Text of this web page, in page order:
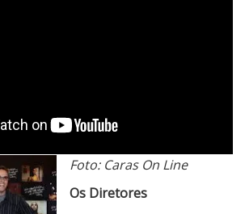
Foto: Caras On Line
Os Diretores